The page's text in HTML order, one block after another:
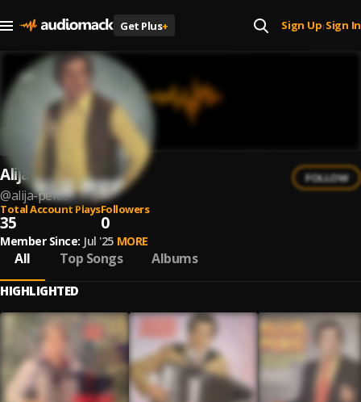
Get Plus+ Sign Up| Sign In
Alija Pekic
@alija-pekic
FOLLOW
Total Account Plays
35
Followers
0
Member Since: Jul '25 MORE
All Top Songs Albums
HIGHLIGHTED